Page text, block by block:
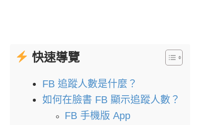
快速導覽
FB 追蹤人數是什麼？
如何在臉書 FB 顯示追蹤人數？
FB 手機版 App